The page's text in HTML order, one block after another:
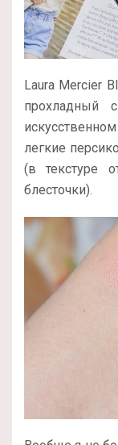
Laura Mercier
прохладный
легкие
(в текстуре
блесточки).